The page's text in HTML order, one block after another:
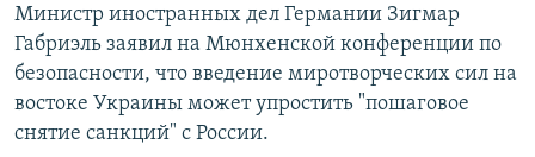
КУЛЬТУРА
СПОРТ
АРХИВ
Министр иностранных дел Германии Зигмар
Габриэль заявил на Мюнхенской конференции по
безопасности, что введение миротворческих сил на
востоке Украины может упростить "пошаговое
снятие санкций" с России.